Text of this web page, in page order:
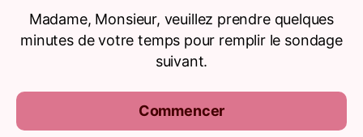
Madame, Monsieur, veuillez prendre quelques
minutes de votre temps pour remplir le sondage
suivant.
Commencer